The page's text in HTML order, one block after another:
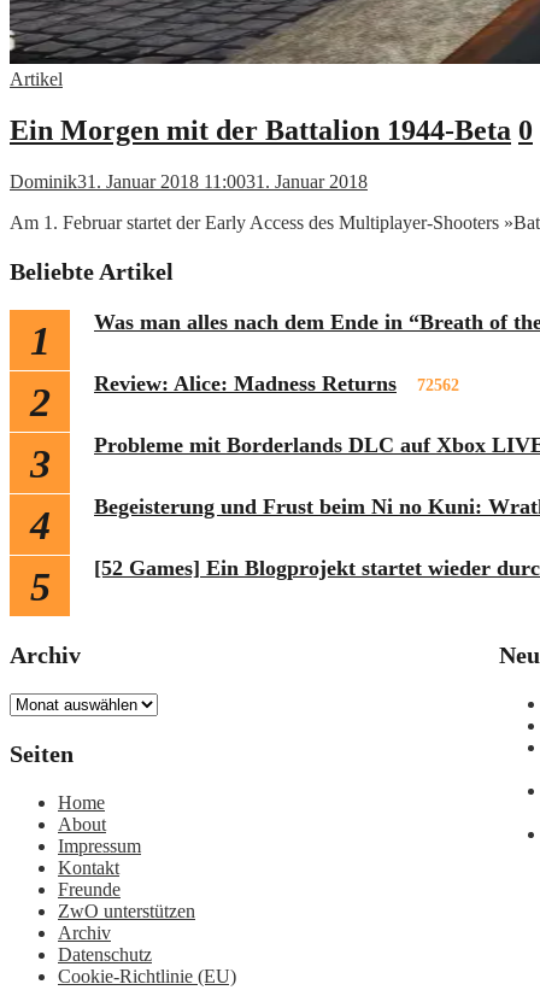
Artikel
Ein Morgen mit der Battalion 1944-Beta 0
Dominik31. Januar 2018 11:0031. Januar 2018
Am 1. Februar startet der Early Access des Multiplayer-Shooters
Beliebte Artikel
1 Was man alles nach dem Ende in “Breath of
2 Review: Alice: Madness Returns 72562
3 Probleme mit Borderlands DLC auf Xbox
4 Begeisterung und Frust beim Ni no Kuni:
5 [52 Games] Ein Blogprojekt startet wieder
Archiv
Archiv
Seiten
Home
About
Impressum
Kontakt
Freunde
ZwO unterstützen
Archiv
Datenschutz
Cookie-Richtlinie (EU)